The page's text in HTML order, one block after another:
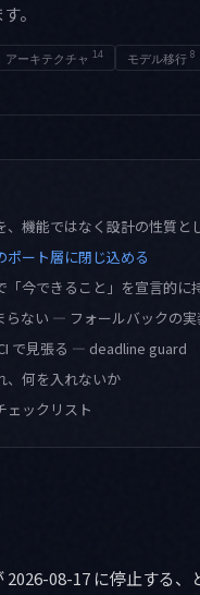
。
アーキテクチャ 14 モデル移行 8
、機能ではなく設計の性質と
ポート層に閉じ込める
「今できること」を宣言的に
らない — フォールバックの
で見張る — deadline guard
、何を入れないか
ェックリスト
2026-08-17 に停止する